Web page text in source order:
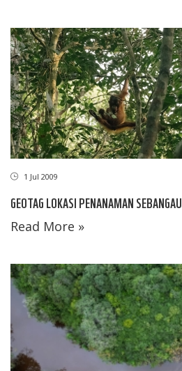
1 Jul 2009
GEOTAG LOKASI PENANAMAN SEBANGAU
Read More »